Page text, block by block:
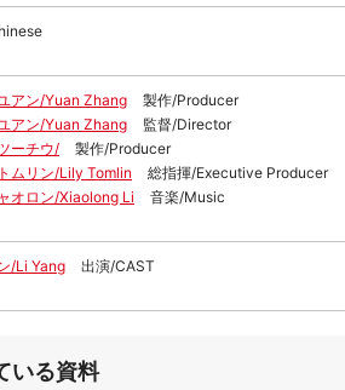
アン/Yuan Zhang
製作/Producer
アン/Yuan Zhang
監督/Director
ーチウ/
製作/Producer
ムリン/Lily Tomlin
総指揮/Executive Producer
オロン/Xiaolong Li
音楽/Music
/Li Yang 出演/CAST
いる資料